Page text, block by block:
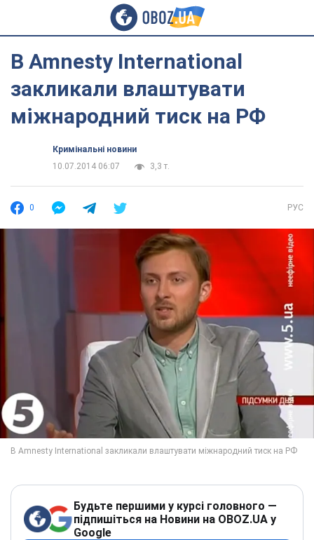
В Amnesty International
закликали влаштувати
міжнародний тиск на РФ
Кримінальні новини
10.07.2014 06:07
3,3 т.
0 РУС
Будьте першими у курсі головного —
підпишіться на Новини на OBOZ.UA у
Google